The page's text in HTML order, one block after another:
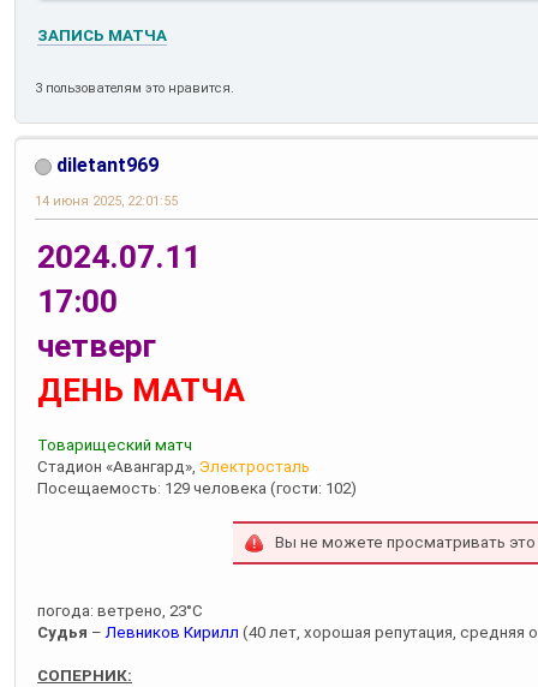
ЗАПИСЬ МАТЧА
3 пользователям это нравится.
diletant969
14 июня 2025, 22:01:55
2024.07.11
17:00
четверг
ДЕНЬ МАТЧА
Товарищеский матч
Стадион «Авангард», Электросталь
Посещаемость: 129 человека (гости: 102)
Вы не можете просматривать
погода: ветрено, 23°С
Судья –Левников Кирилл (40 лет, хорошая репутация, средняя
СОПЕРНИК: